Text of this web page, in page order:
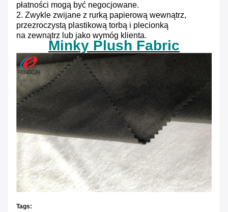
płatności mogą być negocjowane.
2. Zwykle zwijane z rurką papierową wewnątrz,
przezroczystą plastikową torbą i plecionką
na zewnątrz lub jako wymóg klienta.
Minky Plush Fabric
Tags: